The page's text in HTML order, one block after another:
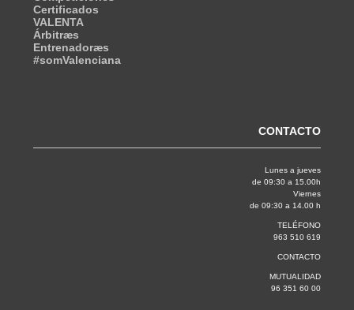
Certificados
VALENTA
Árbitræs
Entrenadoræs
#somValenciana
CONTACTO
Lunes a jueves
de 09:30 a 15.00h
Viernes
de 09:30 a 14.00 h
TELÉFONO
963 510 619
CONTACTO
MUTUALIDAD
96 351 60 00